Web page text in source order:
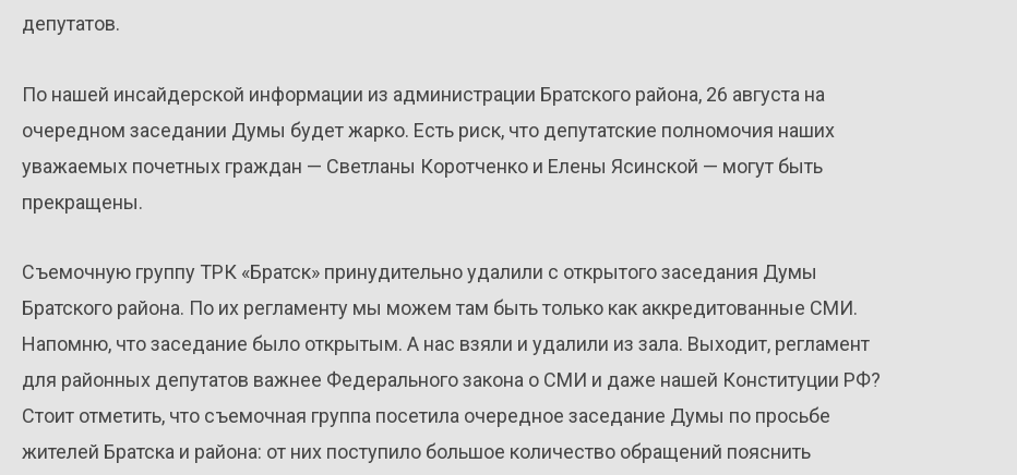
депутатов.
По нашей инсайдерской информации из администрации Братского района, 26 августа на
очередном заседании Думы будет жарко. Есть риск, что депутатские полномочия наших
уважаемых почетных граждан — Светланы Коротченко и Елены Ясинской — могут быть
прекращены.
Съемочную группу ТРК «Братск» принудительно удалили с открытого заседания Думы
Братского района. По их регламенту мы можем там быть только как аккредитованные СМИ.
Напомню, что заседание было открытым. А нас взяли и удалили из зала. Выходит, регламент
для районных депутатов важнее Федерального закона о СМИ и даже нашей Конституции РФ?
Стоит отметить, что съемочная группа посетила очередное заседание Думы по просьбе
жителей Братска и района: от них поступило большое количество обращений пояснить